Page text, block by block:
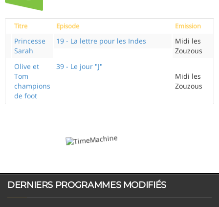
Titre Episode Emission
Princesse
Sarah
19 - La lettre pour les Indes
Midi les
Zouzous
Olive et
Tom
champions
de foot
39 - Le jour "J"
Midi les
Zouzous
DERNIERS PROGRAMMES MODIFIÉS